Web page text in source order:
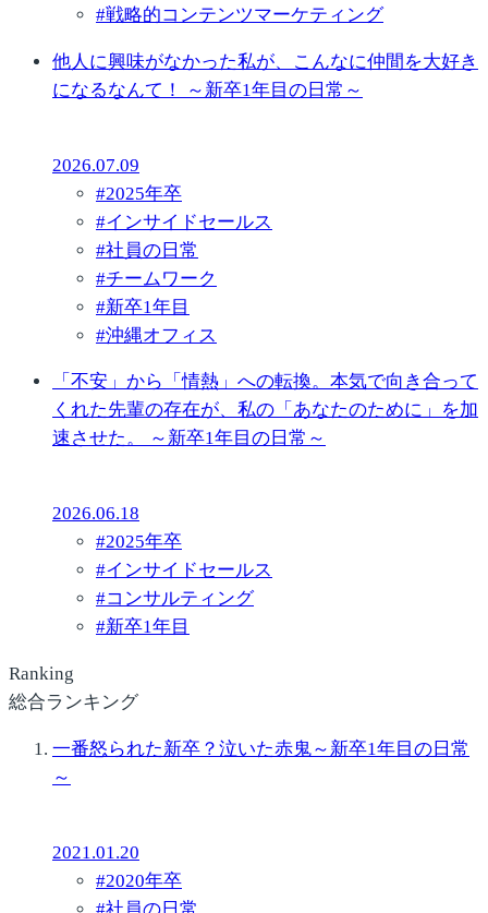
#戦略的コンテンツマーケティング
他人に興味がなかった私が、こんなに仲間を大好き
になるなんて！ ～新卒1年目の日常～
2026.07.09
#2025年卒
#インサイドセールス
#社員の日常
#チームワーク
#新卒1年目
#沖縄オフィス
「不安」から「情熱」への転換。本気で向き合って
くれた先輩の存在が、私の「あなたのために」を加
速させた。 ～新卒1年目の日常～
2026.06.18
#2025年卒
#インサイドセールス
#コンサルティング
#新卒1年目
Ranking
総合ランキング
一番怒られた新卒？泣いた赤鬼～新卒1年目の日常
～
2021.01.20
#2020年卒
#社員の日常